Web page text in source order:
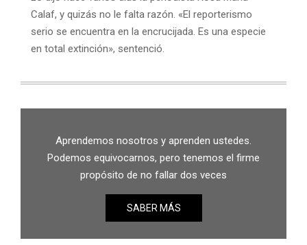
Calaf, y quizás no le falta razón. «El reporterismo
serio se encuentra en la encrucijada. Es una especie
en total extinción», sentenció.
Aprendemos nosotros y aprenden ustedes.
Podemos equivocarnos, pero tenemos el firme
propósito de no fallar dos veces
SABER MÁS